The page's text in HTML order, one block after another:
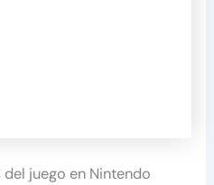
juego en Nintendo